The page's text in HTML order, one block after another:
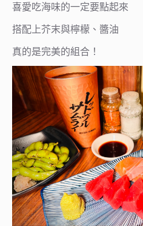
喜愛吃海味的一定要點起來
搭配上芥末與檸檬、醬油
真的是完美的組合！